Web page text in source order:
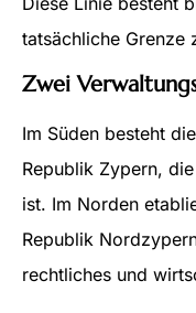
tatsächliche Grenze
Zwei
Im Süden besteht
Republik Zypern,
ist. Im Norden
Republik
rechtliches und